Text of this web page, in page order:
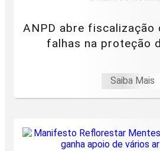
ANPD abre fiscalização
falhas na proteção
Saiba Mais